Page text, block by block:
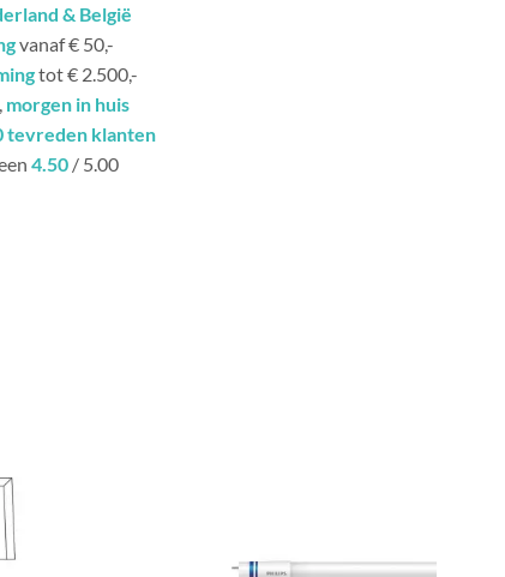
& België
vanaf € 50,-
tot € 2.500,-
morgen in huis
tevreden klanten
4.50 / 5.00